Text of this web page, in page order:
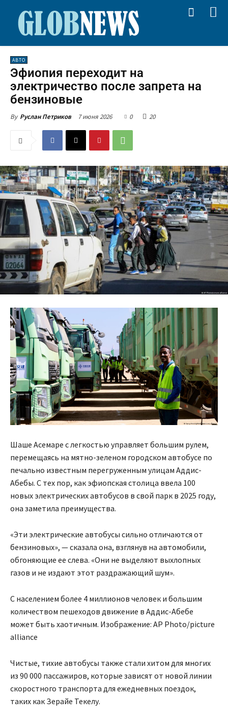
АВТО
Эфиопия переходит на
электричество после запрета на
бензиновые
By Руслан Петриков 7 июня 2026 0 20
Шаше Асемаре с легкостью управляет большим рулем,
перемещаясь на мятно-зеленом городском автобусе по
печально известным перегруженным улицам Аддис-
Абебы. С тех пор, как эфиопская столица ввела 100
новых электрических автобусов в свой парк в 2025 году,
она заметила преимущества.
«Эти электрические автобусы сильно отличаются от
бензиновых», — сказала она, взглянув на автомобили,
обгоняющие ее слева. «Они не выделяют выхлопных
газов и не издают этот раздражающий шум».
С населением более 4 миллионов человек и большим
количеством пешеходов движение в Аддис-Абебе
может быть хаотичным. Изображение: AP Photo/picture
alliance
Чистые, тихие автобусы также стали хитом для многих
из 90 000 пассажиров, которые зависят от новой линии
скоростного транспорта для ежедневных поездок,
таких как Зерайе Текелу.